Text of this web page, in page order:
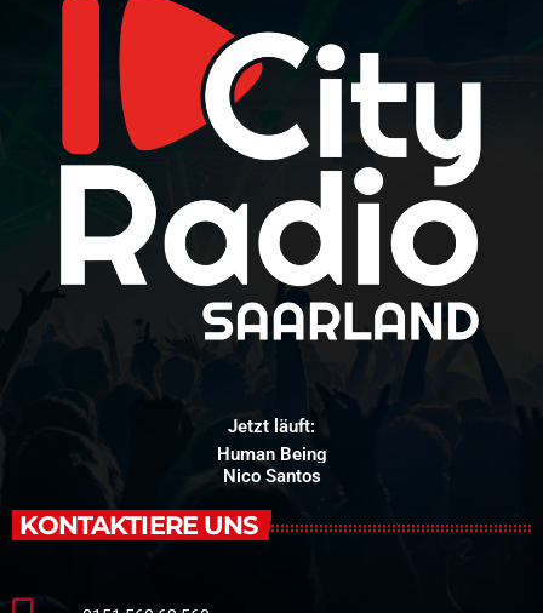
Jetzt läuft:
Human Being
Nico Santos
KONTAKTIERE UNS